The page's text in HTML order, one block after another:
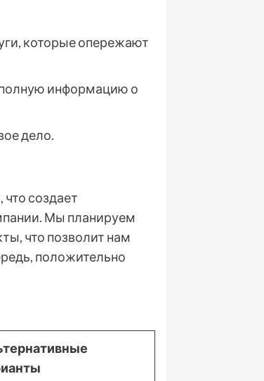
которые опережают
информацию о
дело.
создает
Мы планируем
что позволит нам
положительно